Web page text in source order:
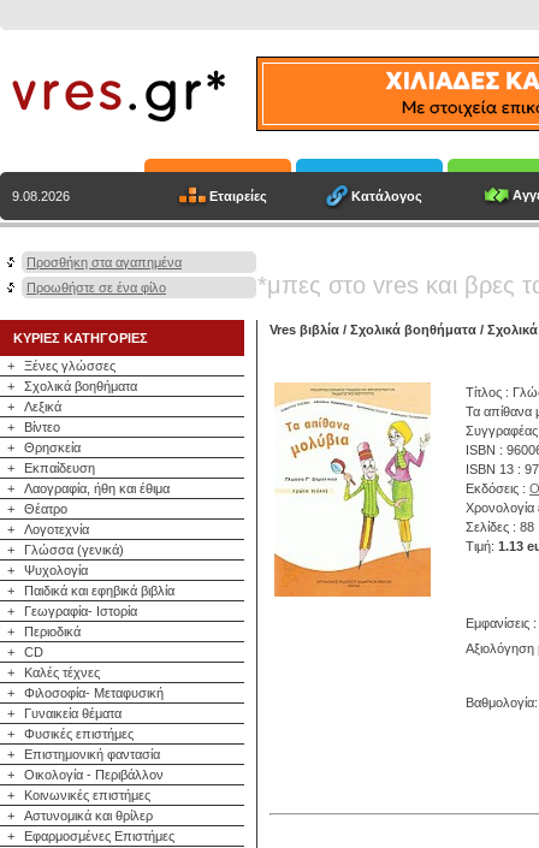
9.08.2026 Εταιρείες Κατάλογος
Προσθήκη στα αγαπημένα
Προωθήστε σε ένα φίλο
*μπες στο vres και βρες
ΚΥΡΙΕΣ ΚΑΤΗΓΟΡΙΕΣ
+
Ξένες γλώσσες
+
Σχολικά βοηθήματα
+
Λεξικά
+
Βίντεο
+
Θρησκεία
+
Εκπαίδευση
+
Λαογραφία, ήθη και έθιμα
+
Θέατρο
+
Λογοτεχνία
+
Γλώσσα (γενικά)
+
Ψυχολογία
+
Παιδικά και εφηβικά βιβλία
+
Γεωγραφία- Ιστορία
+
Περιοδικά
+
CD
+
Καλές τέχνες
+
Φιλοσοφία- Μεταφυσική
+
Γυναικεία θέματα
+
Φυσικές επιστήμες
+
Επιστημονική φαντασία
+
Οικολογία - Περιβάλλον
+
Κοινωνικές επιστήμες
+
Αστυνομικά και θρίλερ
+
Εφαρμοσμένες Επιστήμες
Vres βιβλία / Σχολικά βοηθήματα /
Τίτλος :
Τα απίθανα
ISBN :
ISBN 13 :
Εκδόσεις :
Σελίδες : 88
Τιμή: 1.13
Εμφανίσεις
Αξιολόγηση